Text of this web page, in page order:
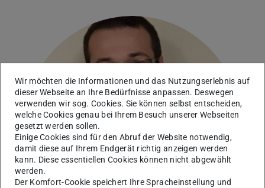
Wir möchten die Informationen und das Nutzungserlebnis auf
dieser Webseite an Ihre Bedürfnisse anpassen. Deswegen
verwenden wir sog. Cookies. Sie können selbst entscheiden,
welche Cookies genau bei Ihrem Besuch unserer Webseiten
gesetzt werden sollen.
Einige Cookies sind für den Abruf der Website notwendig,
damit diese auf Ihrem Endgerät richtig anzeigen werden
kann. Diese essentiellen Cookies können nicht abgewählt
werden.
Der Komfort-Cookie speichert Ihre Spracheinstellung und